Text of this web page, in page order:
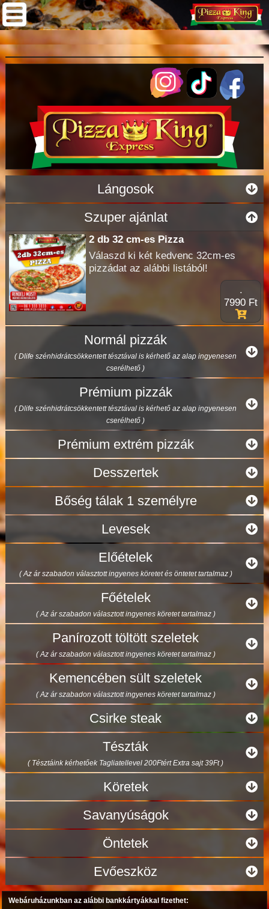
Lángosok
Szuper ajánlat
2 db 32 cm-es Pizza
Válaszd ki két kedvenc 32cm-es
pizzádat az alábbi listából!
.
7990 Ft
Normál pizzák
( Dlife szénhidrátcsökkentett tésztával is kérhető az alap ingyenesen
cserélhető )
Prémium pizzák
( Dlife szénhidrátcsökkentett tésztával is kérhető az alap ingyenesen
cserélhető )
Prémium extrém pizzák
Desszertek
Bőség tálak 1 személyre
Levesek
Előételek
( Az ár szabadon választott ingyenes köretet és öntetet tartalmaz )
Főételek
( Az ár szabadon választott ingyenes köretet tartalmaz )
Panírozott töltött szeletek
( Az ár szabadon választott ingyenes köretet tartalmaz )
Kemencében sült szeletek
( Az ár szabadon választott ingyenes köretet tartalmaz )
Csirke steak
Tészták
( Tésztáink kérhetőek Tagliatellevel 200Ftért Extra sajt 39Ft )
Köretek
Savanyúságok
Öntetek
Evőeszköz
Webáruházunkban az alábbi bankkártyákkal fizethet: